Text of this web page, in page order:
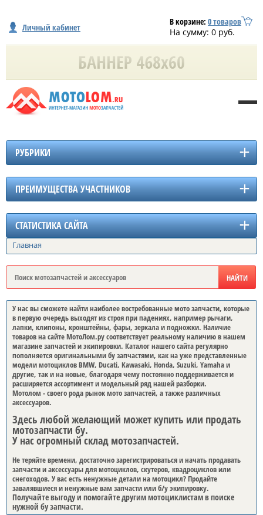
Личный кабинет В корзине: 0товаров
На сумму: 0 руб.
РУБРИКИ
ПРЕИМУЩЕСТВА УЧАСТНИКОВ
СТАТИСТИКА САЙТА
Главная
У нас вы сможете найти наиболее востребованные мото запчасти, которые
в первую очередь выходят из строя при падениях, например рычаги,
лапки, клипоны, кронштейны, фары, зеркала и подножки. Наличие
товаров на сайте МотоЛом.ру соответствует реальному наличию в нашем
магазине запчастей и экипировки. Каталог нашего сайта регулярно
пополняется оригинальными бу запчастями, как на уже представленные
модели мотоциклов BMW, Ducati, Kawasaki, Honda, Suzuki, Yamaha и
другие, так и на новые, благодаря чему постоянно поддерживается и
расширяется ассортимент и модельный ряд нашей разборки.
Мотолом - своего рода рынок мото запчастей, а также различных
аксессуаров.
Здесь любой желающий может купить или продать
мотозапчасти бу.
У нас огромный склад мотозапчастей.
Не теряйте времени, достаточно зарегистрироваться и начать продавать
запчасти и аксессуары для мотоциклов, скутеров, квадроциклов или
снегоходов. У вас есть ненужные детали на мотоцикл? Продайте
завалявшиеся и ненужные вам запчасти или б/у экипировку.
Получайте выгоду и помогайте другим мотоциклистам в поиске
нужной бу запчасти.